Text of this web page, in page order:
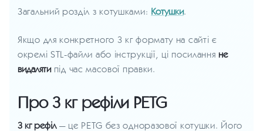
Загальний розділ з котушками: Котушки.
Якщо для конкретного 3 кг формату на сайті є
окремі STL-файли або інструкції, ці посиланняне
видалятипід час масової правки.
Про 3 кг рефіли PETG
3 кг рефіл— це PETG без одноразової котушки. Його